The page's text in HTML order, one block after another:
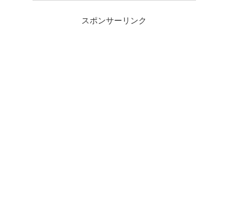
スポンサーリンク